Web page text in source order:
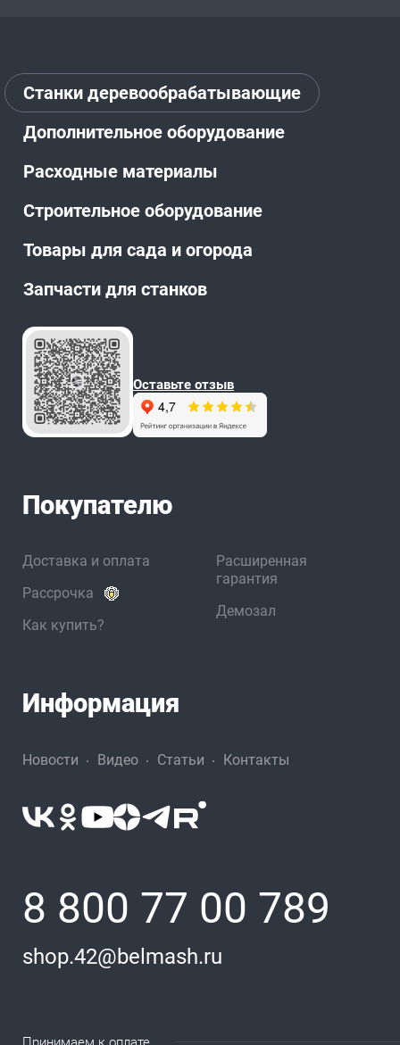
Станки деревообрабатывающие
Дополнительное оборудование
Расходные материалы
Строительное оборудование
Товары для сада и огорода
Запчасти для станков
Оставьте отзыв
Покупателю
Доставка и оплата
Рассрочка
Как купить?
Расширенная
гарантия
Демозал
Информация
Новости Видео Статьи Контакты
8 800 77 00 789
shop.42@belmash.ru